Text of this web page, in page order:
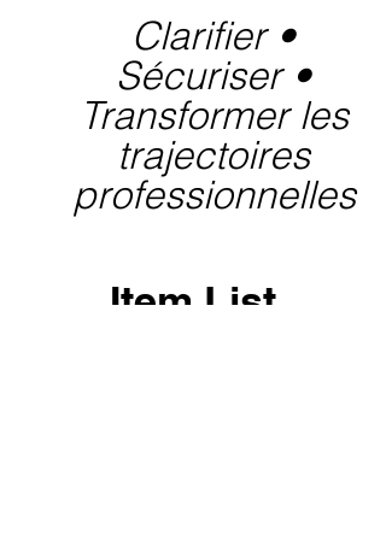
Clarifier •
Sécuriser •
Transformer les
trajectoires
professionnelles
Item List